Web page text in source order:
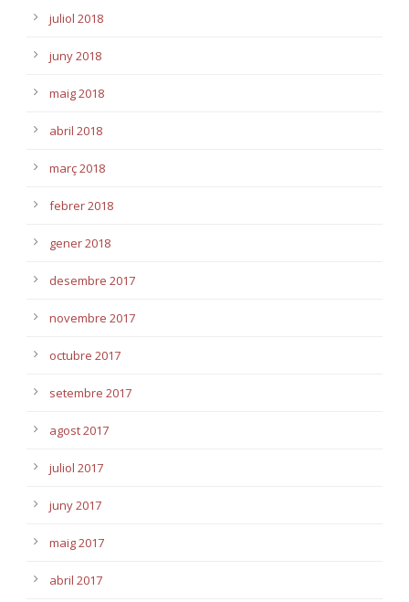
juliol 2018
juny 2018
maig 2018
abril 2018
març 2018
febrer 2018
gener 2018
desembre 2017
novembre 2017
octubre 2017
setembre 2017
agost 2017
juliol 2017
juny 2017
maig 2017
abril 2017